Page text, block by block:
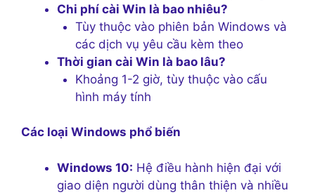
Chi phí cài Win là bao nhiêu?
Tùy thuộc vào phiên bản Windows và
các dịch vụ yêu cầu kèm theo
Thời gian cài Win là bao lâu?
Khoảng 1-2 giờ, tùy thuộc vào cấu
hình máy tính
Các loại Windows phổ biến
Windows 10: Hệ điều hành hiện đại với
giao diện người dùng thân thiện và nhiều